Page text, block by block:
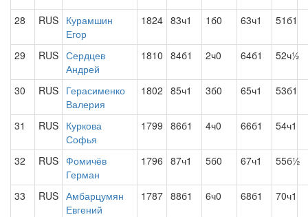
28 RUS Курамшин
Егор
1824 83ч1 1б0 63ч1 51б1
29 RUS Сердцев
Андрей
1810 84б1 2ч0 64б1 52ч½
30 RUS Герасименко
Валерия
1802 85ч1 3б0 65ч1 53б1
31 RUS Куркова
Софья
1799 86б1 4ч0 66б1 54ч1
32 RUS Фомичёв
Герман
1796 87ч1 5б0 67ч1 55б½
33 RUS Амбарцумян
Евгений
1787 88б1 6ч0 68б1 70ч1